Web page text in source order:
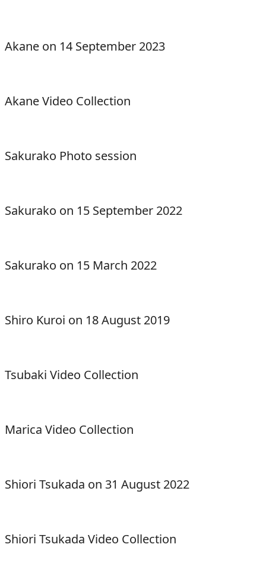
Akane on 14 September 2023
Akane Video Collection
Sakurako Photo session
Sakurako on 15 September 2022
Sakurako on 15 March 2022
Shiro Kuroi on 18 August 2019
Tsubaki Video Collection
Marica Video Collection
Shiori Tsukada on 31 August 2022
Shiori Tsukada Video Collection